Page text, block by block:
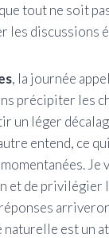
tout ne soit
les discussions
, la journée
précipiter les
un léger
entend, ce
Je
et de privilégier
est un